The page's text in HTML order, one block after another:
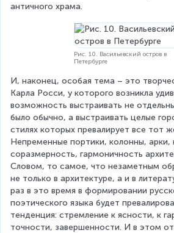
античного храма.
Рис. 10. Васильевский остров в
Петербурге
И, наконец, особая тема – это
Карла Росси, у которого возникла
возможность выстраивать не
было обычно, а выстраивать целые
стилях которых превалирует все тот
Непременные портики, колонны, арки,
соразмерность, гармоничность
Словом, то самое, что незаметным
не только в архитектуре, а и в
раз в это время в формировании
поэтического языка будет
тенденция: стремление к ясности, к
точности, завершенности. И в этом